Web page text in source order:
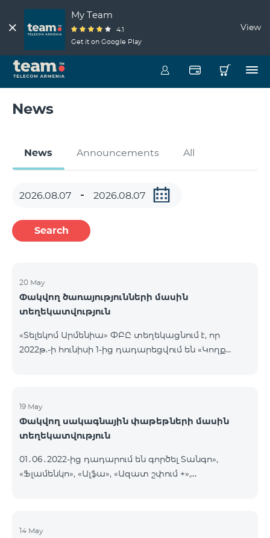
My Team
4.1
Get it on Google Play
View
News
News Announcements All
Search
20 May
Փակվող ծառայությունների մասին
տեղեկատվություն
«Տելեկոմ Արմենիա» ՓԲԸ տեղեկացնում է, որ
2022թ.-ի հունիսի 1-ից դադարեցվում են «Կողք
երկարացման հնարավորությունը: Ինչպես նաև
դադարեցվում է «Սիրելի համարներ»
ծառայության նոր միացումները և գործողությունը։
19 May
Փակվող սակագնային փաթեթների մասին
տեղեկատվություն
01․06․2022-ից դադարում են գործել Տանգո»,
«Ֆլամենկո», «Ալֆա», «Ազատ շփում +»,
տեղափոխվում են նոր Սակագնային
14 May